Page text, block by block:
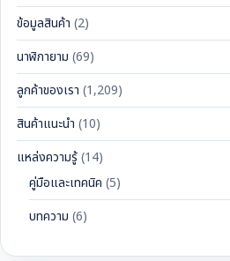
ข้อมูลสินค้า (2)
นาฬิกายาม (69)
ลูกค้าของเรา (1,209)
สินค้าแนะนำ (10)
แหล่งความรู้(14)
คู่มือและเทคนิค (5)
บทความ (6)